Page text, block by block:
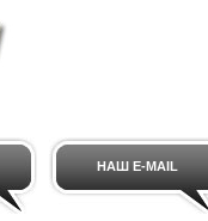
НАШ E-MAIL